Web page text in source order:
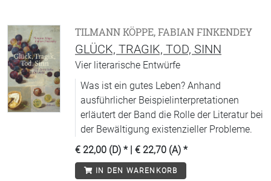
TILMANN KÖPPE, FABIAN FINKENDEY
GLÜCK, TRAGIK, TOD, SINN
Vier literarische Entwürfe
Was ist ein gutes Leben? Anhand
ausführlicher Beispielinterpretationen
erläutert der Band die Rolle der Literatur bei
der Bewältigung existenzieller Probleme.
€ 22,00 (D) * | € 22,70 (A) *
IN DEN WARENKORB